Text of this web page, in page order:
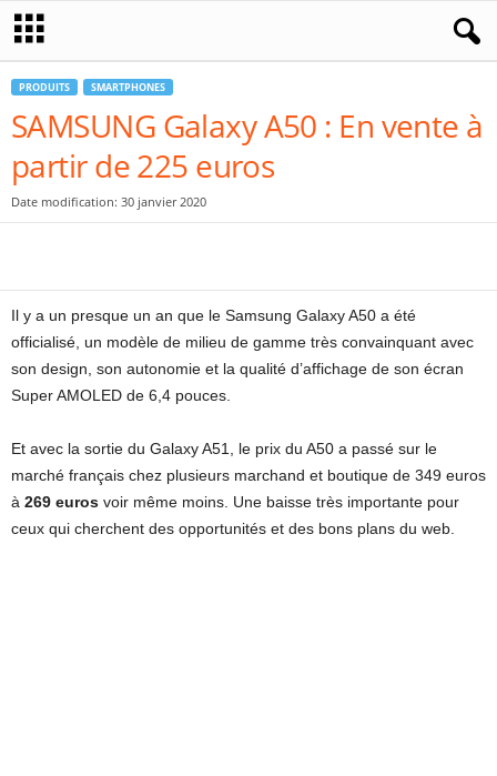
PRODUITS SMARTPHONES
SAMSUNG Galaxy A50 : En vente à
partir de 225 euros
Date modification: 30 janvier 2020
Il y a un presque un an que le Samsung Galaxy A50 a été
officialisé, un modèle de milieu de gamme très convainquant avec
son design, son autonomie et la qualité d’affichage de son écran
Super AMOLED de 6,4 pouces.
Et avec la sortie du Galaxy A51, le prix du A50 a passé sur le
marché français chez plusieurs marchand et boutique de 349 euros
à 269 euros voir même moins. Une baisse très importante pour
ceux qui cherchent des opportunités et des bons plans du web.